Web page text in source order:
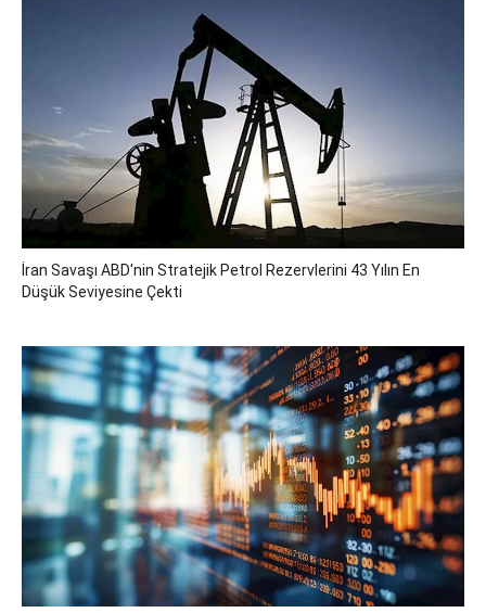
İran Savaşı ABD'nin Stratejik Petrol Rezervlerini 43 Yılın En
Düşük Seviyesine Çekti